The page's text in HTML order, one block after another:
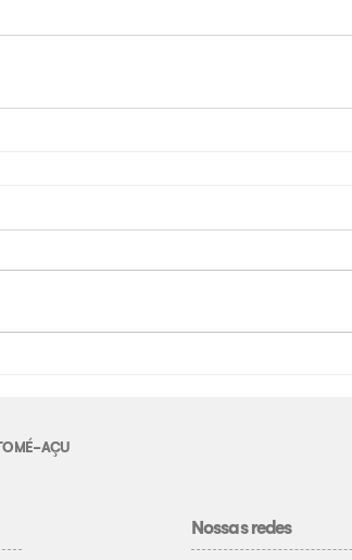
AÇU
Nossas redes